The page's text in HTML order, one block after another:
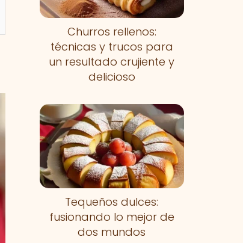
Churros rellenos:
técnicas y trucos para
un resultado crujiente y
delicioso
Tequeños dulces:
fusionando lo mejor de
dos mundos